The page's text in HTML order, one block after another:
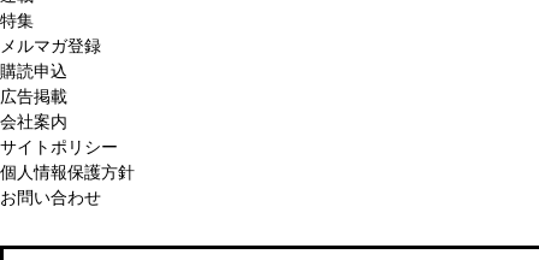
特集
メルマガ登録
購読申込
広告掲載
会社案内
サイトポリシー
個人情報保護方針
お問い合わせ